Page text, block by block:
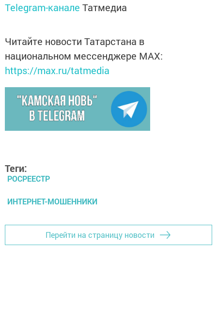
Telegram-канале Татмедиа
Читайте новости Татарстана в
национальном мессенджере MАХ:
https://max.ru/tatmedia
Теги:
РОСРЕЕСТР
ИНТЕРНЕТ-МОШЕННИКИ
Перейти на страницу новости